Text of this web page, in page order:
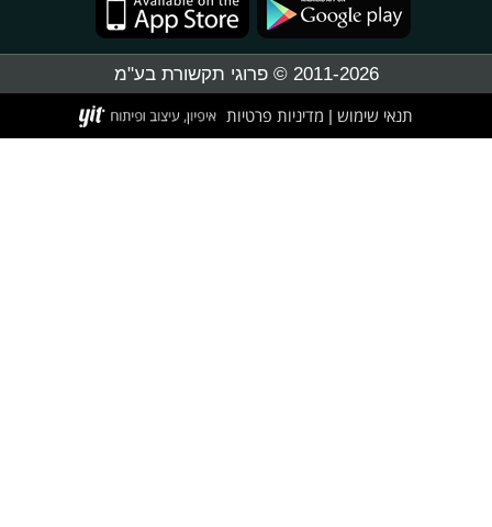
2011-2026 © פרוגי תקשורת בע"מ
תנאי שימוש מדיניות פרטיות